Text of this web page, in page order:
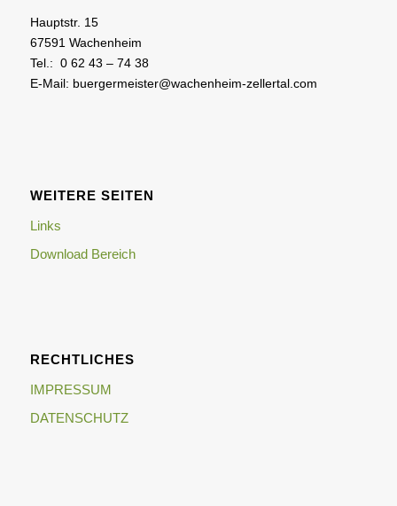
Hauptstr. 15
67591 Wachenheim
Tel.: 0 62 43 – 74 38
E-Mail: buergermeister@wachenheim-zellertal.com
WEITERE SEITEN
Links
Download Bereich
RECHTLICHES
IMPRESSUM
DATENSCHUTZ